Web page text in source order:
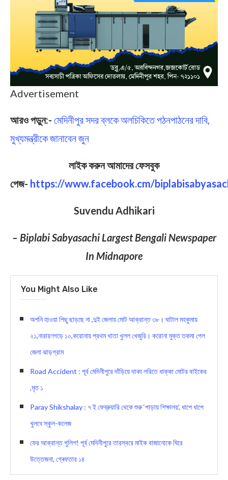
Advertisement
আরও পড়ুন:- মেদিনীপুর সদর ব্লকে অলচিকিতে পঠনপাঠনের দাবি,
মুখ্যমন্ত্রীকে জানাবেন জুন
লাইক করুন আমাদের ফেসবুক
পেজ- https://www.facebook.cm/
Suvendu Adhikari
– Biplabi Sabyasachi Largest Bengali Newspaper
In Midnapore
You Might Also Like
অশনি হাওয়া পিছু ছাড়ছে না ,দুই জেলায় মোট আক্রান্ত ৩৮। ঘাটাল মহকুমায়
২১,নারায়ণগড়ে ১০,করোনায় প্রথম খাতা খুলল খেজুরি। করোনা মুক্ত তকমা পেল
জেলা ঝাড়গ্রাম
Road Accident : পূর্ব মেদিনীপুরে দাঁড়িয়ে থাকা লরিতে ধাক্কা মোটর বাইকের
,মৃত ১
Paray Shikshalay : ৭ ই ফেব্রুয়ারি থেকে শুরু ‘পাড়ায় শিক্ষালয়’, ধাপে ধ‍াপে
খুলবে স্কুল-কলেজ
ফের আক্রান্ত পুলিশ! পূর্ব মেদিনীপুরে তারস্বরে মাইক বাজানোকে ঘিরে
উত্তেজনা, গ্ৰেফতার ১৪